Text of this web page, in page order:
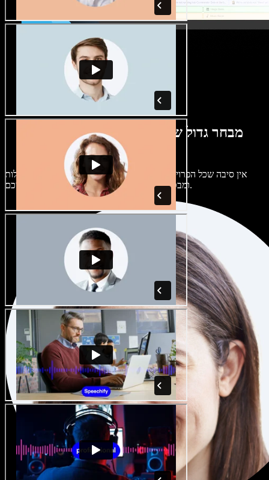
מבחר גדול של קולות נשים וגברים במגוון
מבטאים
אין סיבה שכל הפרויקטים יישמעו אותו דבר. בחרו מתוך מאות קולות
ומבטאים של בינה מלאכותית והתאימו אותם אליכם.